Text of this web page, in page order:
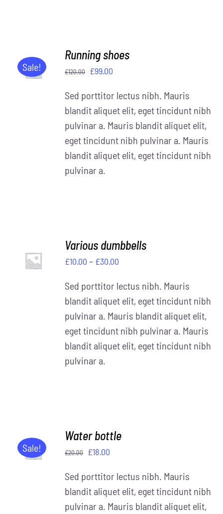
Sale!
WARENKORB
/
Running shoes
£120.00
Ursprünglicher
war:
£120.00
£99.00
ist:
£99.00.
Sed porttitor lectus nibh. Mauris
blandit aliquet elit, eget tincidunt nibh
pulvinar a. Mauris blandit aliquet elit,
eget tincidunt nibh pulvinar a. Mauris
blandit aliquet elit, eget tincidunt nibh
pulvinar a.
DETAILS
Various dumbbells
£10.00 – £30.00
bis
£30.00
Sed porttitor lectus nibh. Mauris
blandit aliquet elit, eget tincidunt nibh
pulvinar a. Mauris blandit aliquet elit,
eget tincidunt nibh pulvinar a. Mauris
blandit aliquet elit, eget tincidunt nibh
pulvinar a.
Sale!
WARENKORB
/
Water bottle
£20.00
Ursprünglicher
war:
£20.00
£18.00
ist:
£18.00.
Sed porttitor lectus nibh. Mauris
blandit aliquet elit, eget tincidunt nibh
pulvinar a. Mauris blandit aliquet elit,